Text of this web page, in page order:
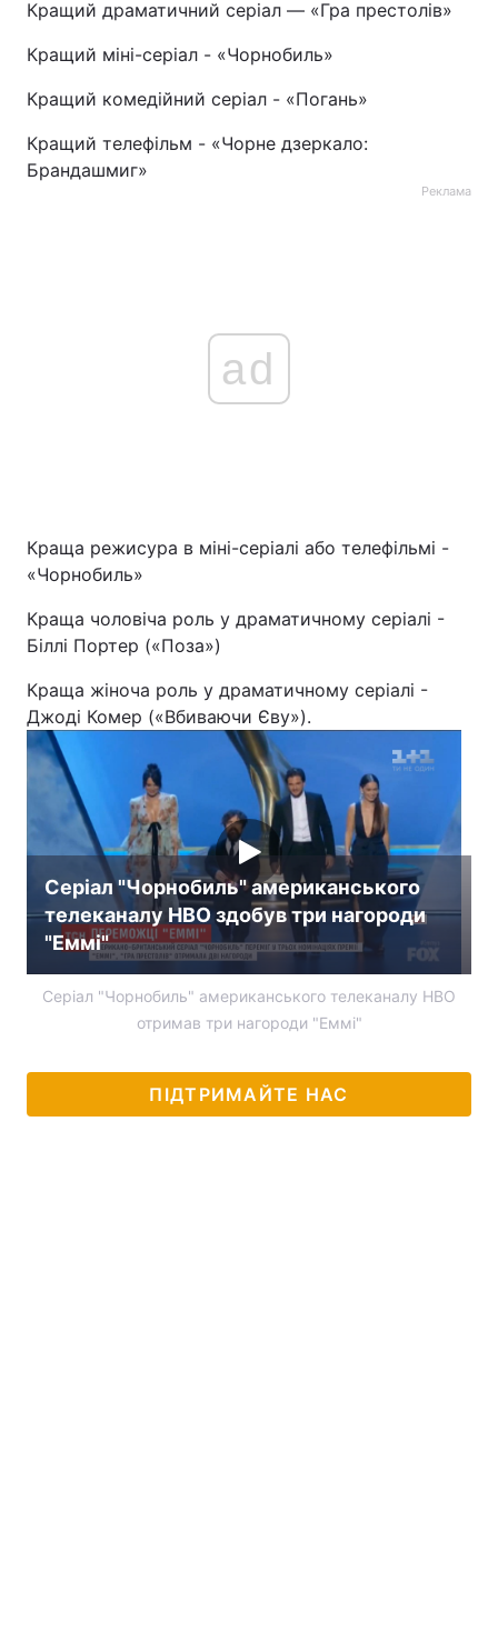
Кращий драматичний серіал — «Гра престолів»
Кращий міні-серіал - «Чорнобиль»
Кращий комедійний серіал - «Погань»
Кращий телефільм - «Чорне дзеркало:
Брандашмиг»
Реклама
ad
Краща режисура в міні-серіалі або телефільмі -
«Чорнобиль»
Краща чоловіча роль у драматичному серіалі -
Біллі Портер («Поза»)
Краща жіноча роль у драматичному серіалі -
Джоді Комер («Вбиваючи Єву»).
Серіал "Чорнобиль" американського
телеканалу HBO здобув три нагороди
"Еммі"
Серіал "Чорнобиль" американського телеканалу HBO
отримав три нагороди "Еммі"
ПІДТРИМАЙТЕ НАС